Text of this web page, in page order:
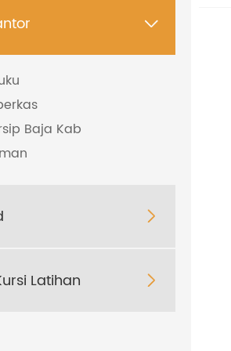

Baja Kab

Latihan 